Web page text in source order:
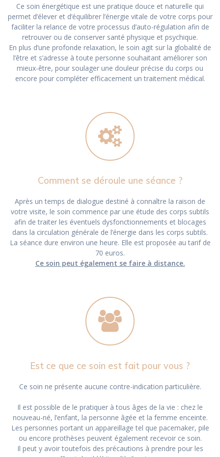
Ce soin énergétique est une pratique douce et naturelle qui
permet d’élever et d’équilibrer l’énergie vitale de votre corps pour
faciliter la relance de votre processus d’auto-régulation afin de
retrouver ou de conserver santé physique et psychique.
En plus d’une profonde relaxation, le soin agit sur la globalité de
l’être et s’adresse à toute personne souhaitant améliorer son
mieux-être, pour soulager une douleur précise du corps ou
encore pour compléter efficacement un traitement médical.
Comment se déroule une séance ?
Après un temps de dialogue destiné à connaître la raison de
votre visite, le soin commence par une étude des corps subtils
afin de traiter les éventuels dysfonctionnements et blocages
dans la circulation générale de l’énergie dans les corps subtils.
La séance dure environ une heure. Elle est proposée au tarif de
70 euros.
Ce soin peut également se faire à distance.
Est ce que ce soin est fait pour vous ?
Ce soin ne présente aucune contre-indication particulière.
Il est possible de le pratiquer à tous âges de la vie : chez le
nouveau-né, l’enfant, la personne âgée et la femme enceinte.
Les personnes portant un appareillage tel que pacemaker, pile
ou encore prothèses peuvent également recevoir ce soin.
Il peut y avoir toutefois des précautions à prendre pour les